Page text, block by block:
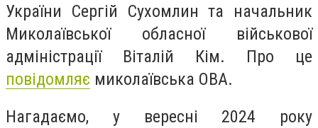
України Сергій Сухомлин та начальник
Миколаївської обласної військової
адміністрації Віталій Кім. Про це
повідомляє миколаївська ОВА.
Нагадаємо, у вересні 2024 року